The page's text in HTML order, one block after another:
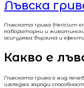
Лъвска
Лъвската грива (Hericium
лабораторни и
осигурява бързина и
Какво е
Лъвската грива е вид
изследва заради